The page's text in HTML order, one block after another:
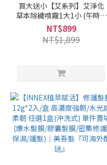
買大送小【艾系列】艾淨化
草本除穢噴霧1大1小 (午時水
PLUS噴霧300g＋噴霧70g)
(艾草噴霧/除穢/平安/淨化/艾
草/芙蓉/抹草)｜美吾髮『可
NT$899
NT$1,899